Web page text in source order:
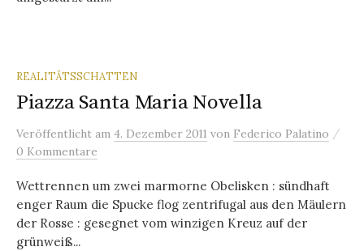
REALITÄTSSCHATTEN
Piazza Santa Maria Novella
Veröffentlicht am 4. Dezember 2011 von Federico Palatino /
0 Kommentare
Wettrennen um zwei marmorne Obelisken : sündhaft
enger Raum die Spucke flog zentrifugal aus den Mäulern
der Rosse : gesegnet vom winzigen Kreuz auf der
grünweiß...